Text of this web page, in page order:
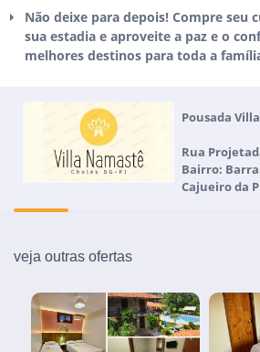
Não deixe para depois! Compre seu
sua estadia e aproveite a paz e o
melhores destinos para toda a
Pousada
Rua
Bairro:
Cajueiro da
veja outras ofertas